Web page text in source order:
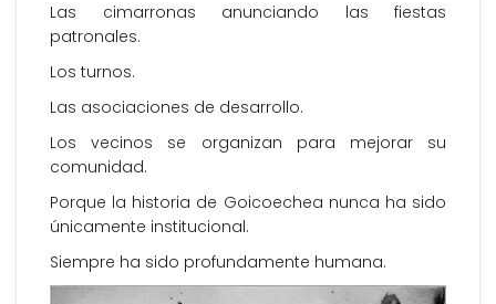
Las cimarronas anunciando las fiestas
patronales.
Los turnos.
Las asociaciones de desarrollo.
Los vecinos se organizan para mejorar su
comunidad.
Porque la historia de Goicoechea nunca ha sido
únicamente institucional.
Siempre ha sido profundamente humana.